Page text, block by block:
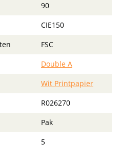
90
CIE150
FSC
Double A
Wit Printpapier
R026270
Pak
5